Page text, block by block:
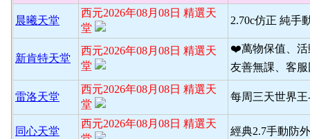
晨曦天堂
西元2026年08月08日 精選天
堂
2.70c仿正 純手
新肯特天堂
西元2026年08月08日 精選天
堂
❤️萬物保值、活
友善無課、客
雷洛天堂
西元2026年08月08日 精選天
堂
每周三天世界
同心天堂
西元2026年08月08日 精選天
經典2.7手動防